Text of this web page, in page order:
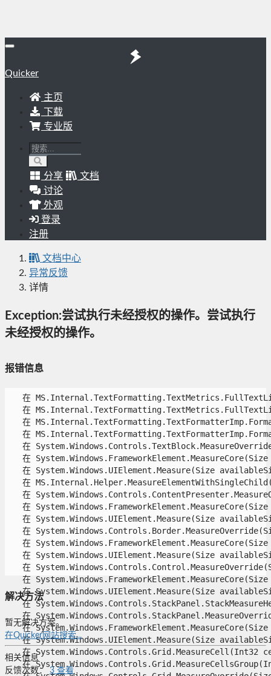
Quicker
主页
下载
专业版
分享
文档
讨论
外观
登录
注册
文档中心
异常反馈
详情
Exception:尝试执行未经授权的操作。尝试执行
未经授权的操作。
报错信息
在 MS.Internal.TextFormatting.TextMetrics.FullTextLine.FormatLine(FullTextState fullText, Int32 cpFirst, Int32 lineLength, Int32 formatWidth, Int32 finiteFormatWidth, Int32 paragraphWidth, LineFlags lineFlags, FormattedTextSymbols collapsingSymbol)
   在 MS.Internal.TextFormatting.TextMetrics.FullTextLine..ctor(FormatSettings settings, Int32 cpFirst, Int32 lineLength, Int32 paragraphWidth, LineFlags lineFlags)
   在 MS.Internal.TextFormatting.TextFormatterImp.FormatLineInternal(TextSource textSource, Int32 firstCharIndex, Int32 lineLength, Double paragraphWidth, TextParagraphProperties paragraphProperties, TextLineBreak previousLineBreak, TextRunCache textRunCache)
   在 MS.Internal.TextFormatting.TextFormatterImp.FormatLine(TextSource textSource, Int32 firstCharIndex, Double paragraphWidth, TextParagraphProperties paragraphProperties, TextLineBreak previousLineBreak, TextRunCache textRunCache)
   在 System.Windows.Controls.TextBlock.MeasureOverride(Size constraint)
   在 System.Windows.FrameworkElement.MeasureCore(Size availableSize)
   在 System.Windows.UIElement.Measure(Size availableSize)
   在 MS.Internal.Helper.MeasureElementWithSingleChild(UIElement element, Size constraint)
   在 System.Windows.Controls.ContentPresenter.MeasureOverride(Size constraint)
   在 System.Windows.FrameworkElement.MeasureCore(Size availableSize)
   在 System.Windows.UIElement.Measure(Size availableSize)
   在 System.Windows.Controls.Border.MeasureOverride(Size constraint)
   在 System.Windows.FrameworkElement.MeasureCore(Size availableSize)
   在 System.Windows.UIElement.Measure(Size availableSize)
   在 System.Windows.Controls.Control.MeasureOverride(Size constraint)
   在 System.Windows.FrameworkElement.MeasureCore(Size availableSize)
   在 System.Windows.UIElement.Measure(Size availableSize)
   在 System.Windows.Controls.StackPanel.StackMeasureHelper(IStackMeasure measureElement, IStackMeasureScrollData scrollData, Size constraint)
   在 System.Windows.Controls.StackPanel.MeasureOverride(Size constraint)
   在 System.Windows.FrameworkElement.MeasureCore(Size availableSize)
   在
解决方法
暂无解决方案。
在Quicker网站搜索...
相关信息
反馈次数：
3 查看